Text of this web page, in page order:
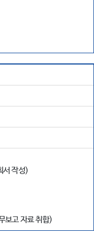
서 작성)
보고 자료 취합)